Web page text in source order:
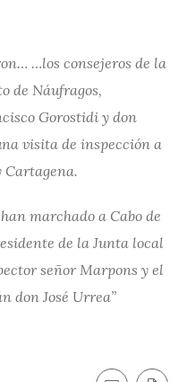
…los consejeros de la
de Náufragos,
Gorostidi y don
visita de inspección a
Cartagena.
marchado a Cabo de
de la Junta local
señor Marpons y el
don José Urrea”